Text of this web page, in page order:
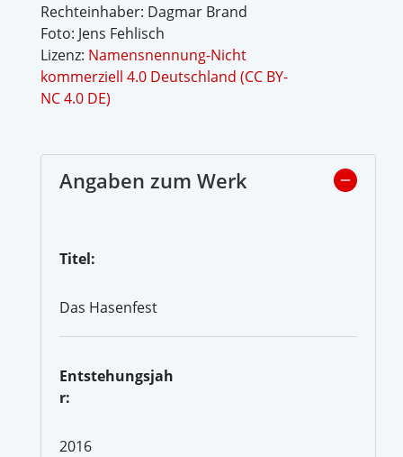
Rechteinhaber: Dagmar Brand
Foto: Jens Fehlisch
Lizenz: Namensnennung-Nicht
kommerziell 4.0 Deutschland (CC BY-
NC 4.0 DE)
Angaben zum Werk
Titel:
Das Hasenfest
Entstehungsjah
r:
2016